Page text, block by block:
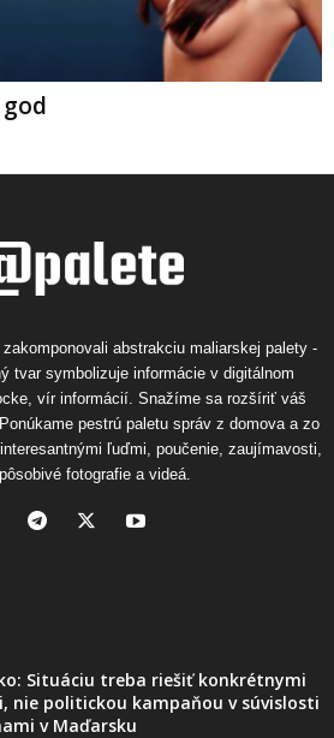
abstrakciu maliarskej palety -
tvar symbolizuje informácie v digitálnom
vír informácií. Snažíme sa rozšíriť váš
pestrú paletu správ z domova a zo
ľuďmi, poučenie, zaujímavosti,
fotografie a videá.
Situáciu treba riešiť konkrétnymi
nie politickou kampaňou v súvislosti
v Maďarsku